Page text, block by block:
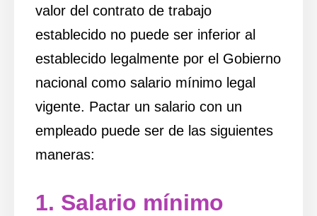
valor del contrato de trabajo
establecido no puede ser inferior al
establecido legalmente por el Gobierno
nacional como salario mínimo legal
vigente. Pactar un salario con un
empleado puede ser de las siguientes
maneras:
1. Salario mínimo